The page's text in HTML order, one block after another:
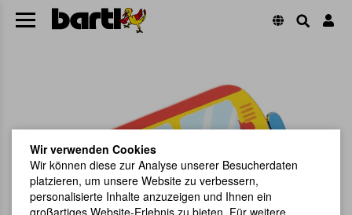
Wir verwenden Cookies
Wir können diese zur Analyse unserer Besucherdaten
platzieren, um unsere Website zu verbessern,
personalisierte Inhalte anzuzeigen und Ihnen ein
großartiges Website-Erlebnis zu bieten. Für weitere